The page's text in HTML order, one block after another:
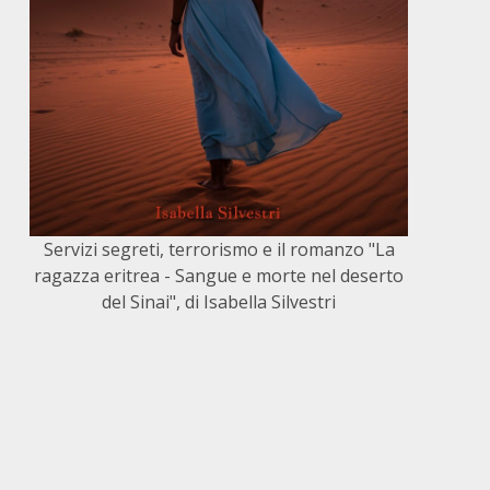
Servizi segreti, terrorismo e il romanzo "La
ragazza eritrea - Sangue e morte nel deserto
del Sinai", di Isabella Silvestri